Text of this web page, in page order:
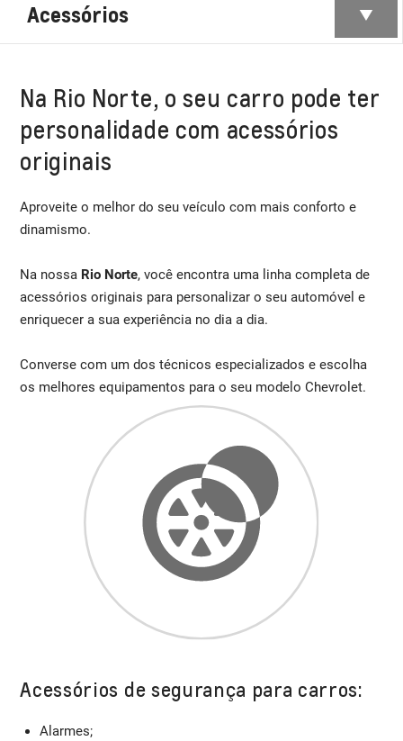
Acessórios
Na Rio Norte, o seu carro pode ter
personalidade com acessórios
originais
Aproveite o melhor do seu veículo com mais conforto e
dinamismo.
Na nossa Rio Norte, você encontra uma linha completa de
acessórios originais para personalizar o seu automóvel e
enriquecer a sua experiência no dia a dia.
Converse com um dos técnicos especializados e escolha
os melhores equipamentos para o seu modelo Chevrolet.
Acessórios de segurança para carros:
Alarmes;